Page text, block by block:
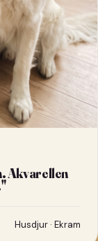
Akvarellen
"
Husdjur · Ekram